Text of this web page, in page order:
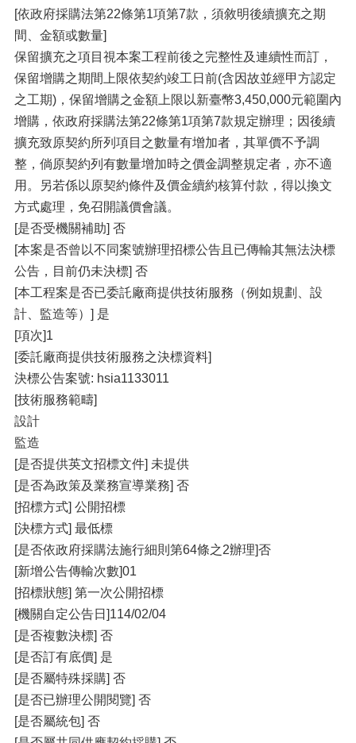
[依政府採購法第22條第1項第7款，須敘明後續擴充之期
間、金額或數量]
保留擴充之項目視本案工程前後之完整性及連續性而訂，
保留增購之期間上限依契約竣工日前(含因故並經甲方認定
之工期)，保留增購之金額上限以新臺幣3,450,000元範圍內
增購，依政府採購法第22條第1項第7款規定辦理；因後續
擴充致原契約所列項目之數量有增加者，其單價不予調
整，倘原契約列有數量增加時之價金調整規定者，亦不適
用。另若係以原契約條件及價金續約核算付款，得以換文
方式處理，免召開議價會議。
[是否受機關補助] 否
[本案是否曾以不同案號辦理招標公告且已傳輸其無法決標
公告，目前仍未決標] 否
[本工程案是否已委託廠商提供技術服務（例如規劃、設
計、監造等）] 是
[項次]1
[委託廠商提供技術服務之決標資料]
決標公告案號: hsia1133011
[技術服務範疇]
設計
監造
[是否提供英文招標文件] 未提供
[是否為政策及業務宣導業務] 否
[招標方式] 公開招標
[決標方式] 最低標
[是否依政府採購法施行細則第64條之2辦理]否
[新增公告傳輸次數]01
[招標狀態] 第一次公開招標
[機關自定公告日]114/02/04
[是否複數決標] 否
[是否訂有底價] 是
[是否屬特殊採購] 否
[是否已辦理公開閱覽] 否
[是否屬統包] 否